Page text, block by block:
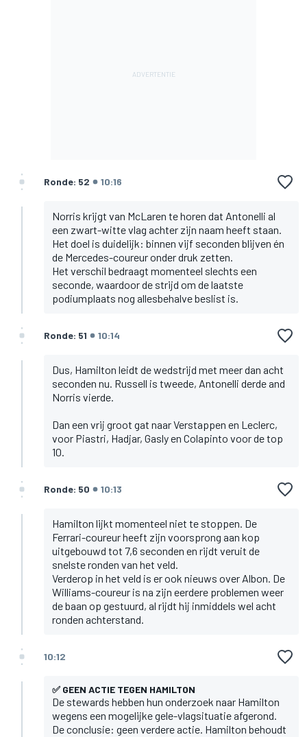
Ronde: 52 10:16
Norris krijgt van McLaren te horen dat Antonelli al
een zwart-witte vlag achter zijn naam heeft staan.
Het doel is duidelijk: binnen vijf seconden blijven én
de Mercedes-coureur onder druk zetten.
Het verschil bedraagt momenteel slechts een
seconde, waardoor de strijd om de laatste
podiumplaats nog allesbehalve beslist is.
Ronde: 51 10:14
Dus, Hamilton leidt de wedstrijd met meer dan acht
seconden nu. Russell is tweede, Antonelli derde and
Norris vierde.
Dan een vrij groot gat naar Verstappen en Leclerc,
voor Piastri, Hadjar, Gasly en Colapinto voor de top
10.
Ronde: 50 10:13
Hamilton lijkt momenteel niet te stoppen. De
Ferrari-coureur heeft zijn voorsprong aan kop
uitgebouwd tot 7,6 seconden en rijdt veruit de
snelste ronden van het veld.
Verderop in het veld is er ook nieuws over Albon. De
Williams-coureur is na zijn eerdere problemen weer
de baan op gestuurd, al rijdt hij inmiddels wel acht
ronden achterstand.
10:12
✅ GEEN ACTIE TEGEN HAMILTON
De stewards hebben hun onderzoek naar Hamilton
wegens een mogelijke gele-vlagsituatie afgerond.
De conclusie: geen verdere actie. Hamilton behoudt